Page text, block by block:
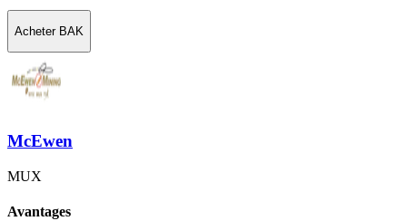
Acheter BAK
McEwen
MUX
Avantages